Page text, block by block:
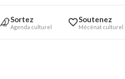
Sortez
Agenda culturel
Soutenez
Mécénat culturel